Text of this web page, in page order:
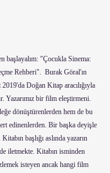
başlayalım: "Çocukla Sinema:
Rehberi".  Burak Göral'ın
Doğan Kitap aracılığıyla
Yazarımız bir film eleştirmeni.
dönüştürenlerden hem de bu
edinenlerden. Bir başka deyişle
başlığı aslında yazarın
iletmekte. Kitabın isminden
isteyen ancak hangi film